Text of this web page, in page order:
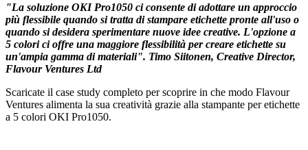
"La soluzione OKI Pro1050 ci consente di adottare un approccio
più flessibile quando si tratta di stampare etichette pronte all'uso o
quando si desidera sperimentare nuove idee creative. L'opzione a
5 colori ci offre una maggiore flessibilità per creare etichette su
un'ampia gamma di materiali". Timo Siitonen, Creative Director,
Flavour Ventures Ltd
Scaricate il case study completo per scoprire in che modo Flavour
Ventures alimenta la sua creatività grazie alla stampante per etichette
a 5 colori OKI Pro1050.